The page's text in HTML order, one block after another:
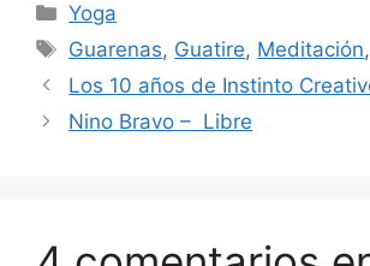
Yoga
Guarenas, Guatire, Meditación
Los 10 años de Instinto
Nino Bravo – Libre